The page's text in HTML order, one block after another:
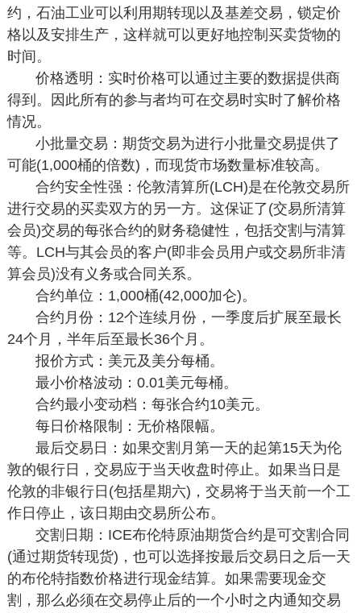
约，石油工业可以利用期转现以及基差交易，锁定价
格以及安排生产，这样就可以更好地控制买卖货物的
时间。
价格透明：实时价格可以通过主要的数据提供商
得到。因此所有的参与者均可在交易时实时了解价格
情况。
小批量交易：期货交易为进行小批量交易提供了
可能(1,000桶的倍数)，而现货市场数量标准较高。
合约安全性强：伦敦清算所(LCH)是在伦敦交易所
进行交易的买卖双方的另一方。这保证了(交易所清算
会员)交易的每张合约的财务稳健性，包括交割与清算
等。LCH与其会员的客户(即非会员用户或交易所非清
算会员)没有义务或合同关系。
合约单位：1,000桶(42,000加仑)。
合约月份：12个连续月份，一季度后扩展至最长
24个月，半年后至最长36个月。
报价方式：美元及美分每桶。
最小价格波动：0.01美元每桶。
合约最小变动档：每张合约10美元。
每日价格限制：无价格限幅。
最后交易日：如果交割月第一天的起第15天为伦
敦的银行日，交易应于当天收盘时停止。如果当日是
伦敦的非银行日(包括星期六)，交易将于当天前一个工
作日停止，该日期由交易所公布。
交割日期：ICE布伦特原油期货合约是可交割合同
(通过期货转现货)，也可以选择按最后交易日之后一天
的布伦特指数价格进行现金结算。如果需要现金交
割，那么必须在交易停止后的一个小时之内通知交易